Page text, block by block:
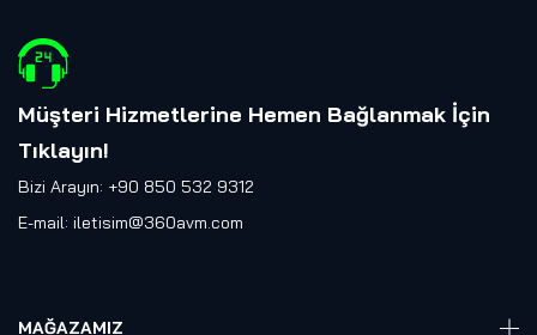
Müşteri Hizmetlerine Hemen Bağlanmak İçin
Tıklayın!
Bizi Arayın: +90 850 532 9312
E-mail: iletisim@360avm.com
MAĞAZAMIZ